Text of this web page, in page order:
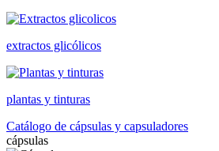
extractos glicólicos
plantas y tinturas
Catálogo de cápsulas y capsuladores
cápsulas